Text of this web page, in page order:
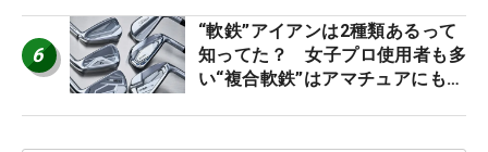
6
“軟鉄”アイアンは2種類あるって
知ってた？ 女子プロ使用者も多
い“複合軟鉄”はアマチュアにもオ